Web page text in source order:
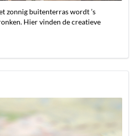
zonnig buitenterras wordt ’s
Hier vinden de creatieve